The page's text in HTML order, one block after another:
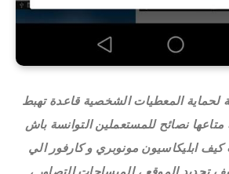
لحماية المعطيات الشخصية قاعدة تهبط
نصائح للمستعملين التوانسة باش
كيف ابليكاسيون مونوبري و كارفور الي